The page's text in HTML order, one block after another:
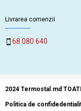
Livrarea comenzii
68 080 640
2024 Termostal.md
Politica de